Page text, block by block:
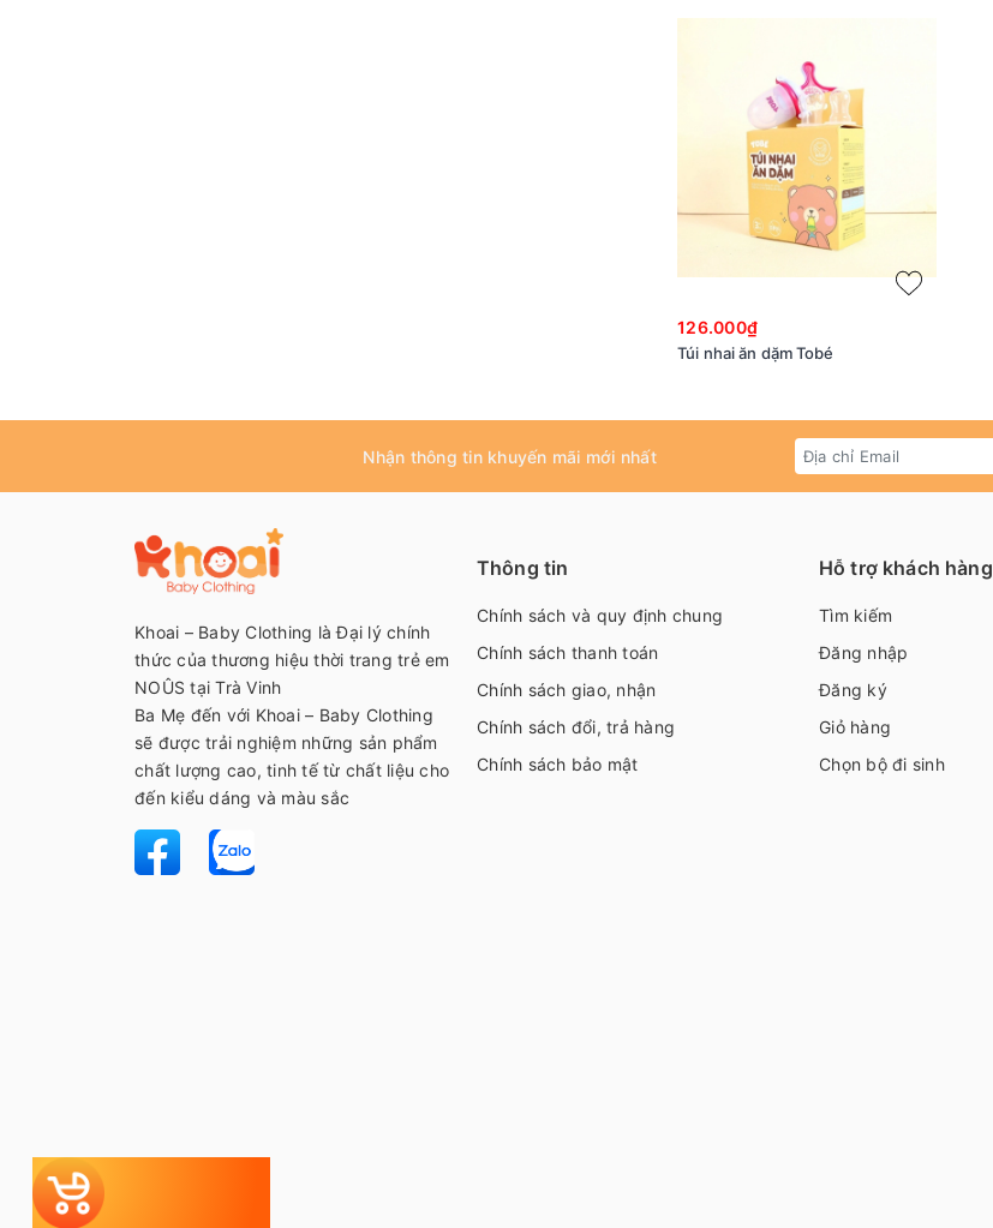
126.000₫
Túi nhai ăn dặm Tobé
Nhận thông tin khuyến mãi mới nhất
Khoai – Baby Clothing là Đại lý chính
thức của thương hiệu thời trang trẻ em
NOÛS tại Trà Vinh
Ba Mẹ đến với Khoai – Baby Clothing
sẽ được trải nghiệm những sản phẩm
chất lượng cao, tinh tế từ chất liệu cho
đến kiểu dáng và màu sắc
Thông tin
Chính sách và quy định chung
Chính sách thanh toán
Chính sách giao, nhận
Chính sách đổi, trả hàng
Chính sách bảo mật
Hỗ trợ khách hàng
Tìm kiếm
Đăng nhập
Đăng ký
Giỏ hàng
Chọn bộ đi sinh